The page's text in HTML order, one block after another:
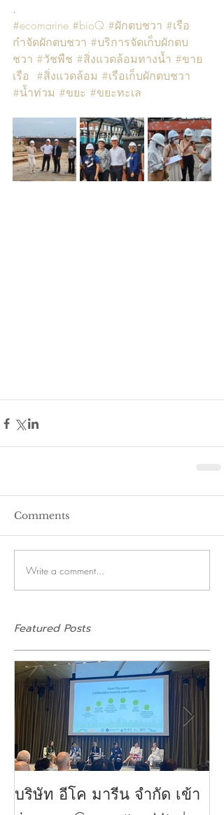
.
#ecomarine #bioQ #ผักตบชวา #เรือ
กำจัดผักตบชวา #บริการจัดเก็บผักตบ
ชวา #วัชพืช #สิ่งแวดล้อมทางน้ำ #ขาย
เรือ #สิ่งแวดล้อม #เรือเก็บผักตบชวา
#น้ำท่วม #ขยะ #ขยะทะเล
Comments
Write a comment...
Featured Posts
บริษัท อีโค มารีน จำกัด เข้า